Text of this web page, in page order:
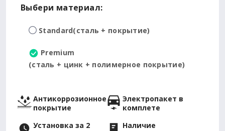
Выбери материал:
Standard(сталь + покрытие)
Premium
(сталь + цинк + полимерное покрытие)
Антикоррозионное
покрытие
Электропакет в
комплете
Установка за 2
Наличие